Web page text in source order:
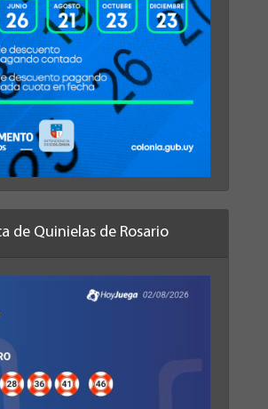
de Quinielas de Rosario